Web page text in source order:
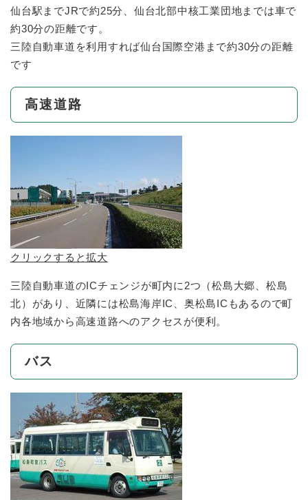
仙台駅までJRで約25分、仙台北部中核工業団地までは車で
約30分の距離です。
三陸自動車道を利用すれば仙台国際空港まで約30分の距離
です
高速道路
クリックすると拡大
三陸自動車道のICチェンジが町内に2つ（松島大郷、松島
北）があり、近隣には松島海岸IC、奥松島ICもあるので町
内各地域から高速道路へのアクセスが便利。
バス